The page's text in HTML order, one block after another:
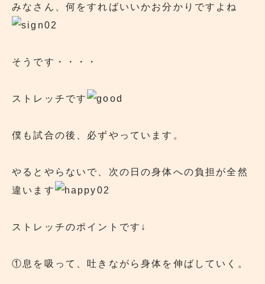
みなさん、何をすればいいかお分かりですよね
そうです・・・・
ストレッチです
僕も試合の後、必ずやっています。
やるとやらないで、次の日の身体への負担が全然
違います
ストレッチのポイントです↓
①息を吸って、吐きながら身体を伸ばしていく。